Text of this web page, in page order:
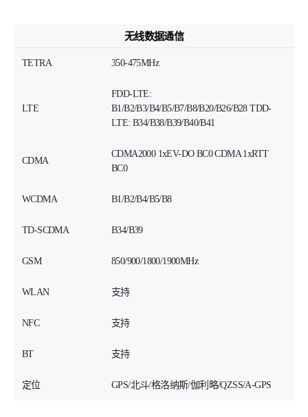
无线数据通信
TETRA 350-475MHz
LTE
FDD-LTE:
B1/B2/B3/B4/B5/B7/B8/B20/B26/B28 TDD-
LTE: B34/B38/B39/B40/B41
CDMA
CDMA2000 1xEV-DO BC0 CDMA 1xRTT
BC0
WCDMA B1/B2/B4/B5/B8
TD-SCDMA B34/B39
GSM 850/900/1800/1900MHz
WLAN 支持
NFC 支持
BT 支持
定位 GPS/北⽃/格洛纳斯/伽利略/QZSS/A-GPS